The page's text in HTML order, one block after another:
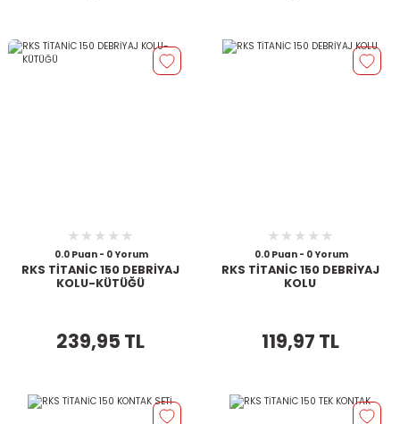
0.0 Puan - 0 Yorum
RKS TİTANİC 150 DEBRİYAJ
KOLU-KÜTÜĞÜ
239,95 TL
0.0 Puan - 0 Yorum
RKS TİTANİC 150 DEBRİYAJ
KOLU
119,97 TL